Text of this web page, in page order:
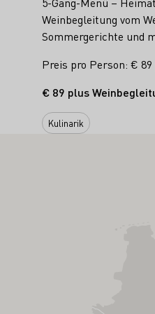
Weinbegleitung vom
Sommergerichte und
Preis pro Person: €
€ 89 plus
Kulinarik